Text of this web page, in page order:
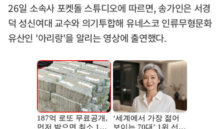
26일 소속사 포켓돌 스튜디오에 따르면, 송가인은 서경
덕 성신여대 교수와 의기투합해 유네스코 인류무형문화
유산인 '아리랑'을 알리는 영상에 출연했다.